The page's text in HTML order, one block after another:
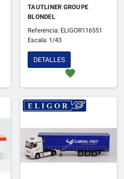
TAUTLINER GROUPE
BLONDEL
Referencia: ELIGOR116551
Escala: 1/43
favorite
DETALLES